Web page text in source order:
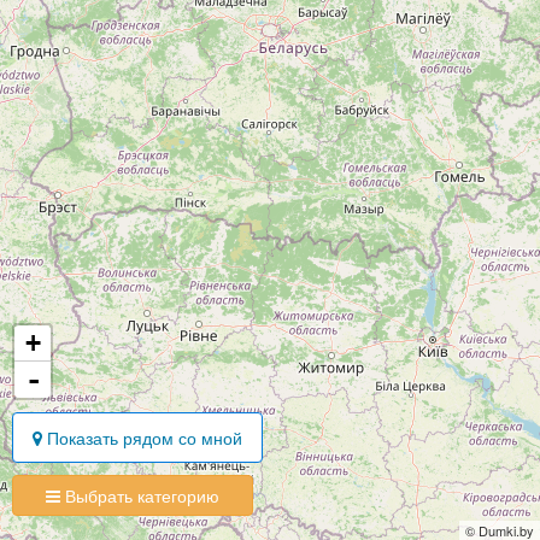
+
-
Показать рядом со мной
Выбрать категорию
© Dumki.by